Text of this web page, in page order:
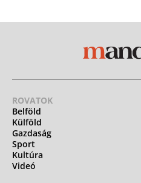
ROVATOK
Belföld
Külföld
Gazdaság
Sport
Kultúra
Videó